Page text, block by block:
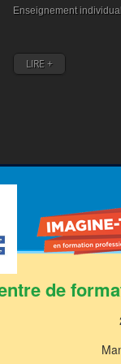
Enseignement
LIRE +
de